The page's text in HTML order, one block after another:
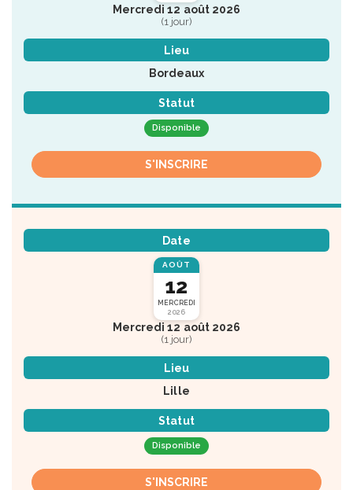
Mercredi 12 août 2026
(1 jour)
Lieu
Bordeaux
Statut
Disponible
S'INSCRIRE
Date
AOÛT
12
MERCREDI
2026
Mercredi 12 août 2026
(1 jour)
Lieu
Lille
Statut
Disponible
S'INSCRIRE